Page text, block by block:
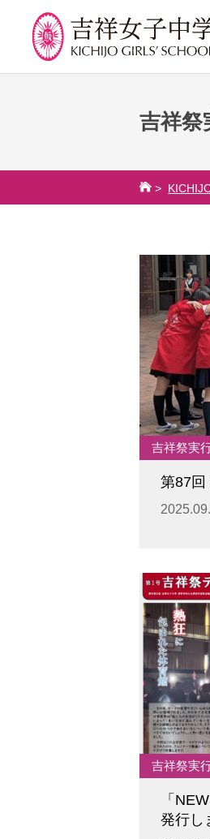
沿革
八王子キャンパス
災害への対策
学校紹介動画
祥美会（保護者の会）・
淑美会（卒業生の会）
サポーターズサイト（寄
吉祥祭
>
吉祥祭実
第87回
吉祥祭実
「
発行し